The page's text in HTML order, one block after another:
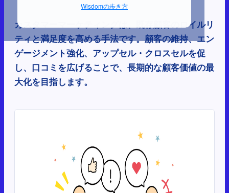
Wisdomの歩き方
カスタマーマーケティングは、既存顧客のロイルリ
ティと満足度を高める手法です。顧客の維持、エン
ゲージメント強化、アップセル・クロスセルを促
し、口コミを広げることで、長期的な顧客価値の最
大化を目指します。